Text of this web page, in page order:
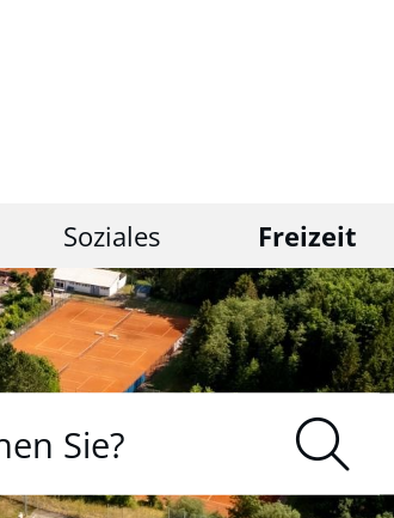
Soziales Freizeit